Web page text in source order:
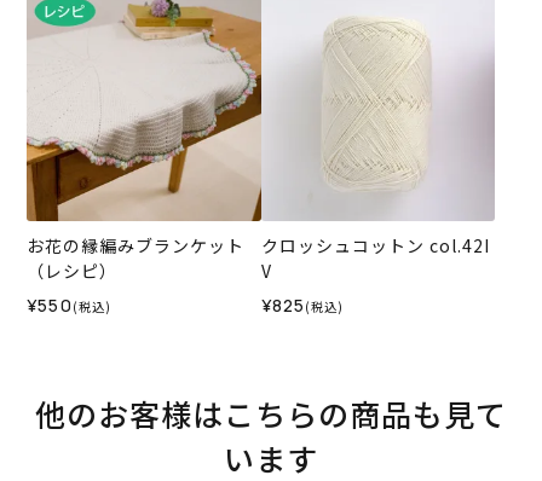
お花の縁編みブランケット
（レシピ）
¥550 (税込)
クロッシュコットン col.42I
V
¥825 (税込)
他のお客様はこちらの商品も見て
います